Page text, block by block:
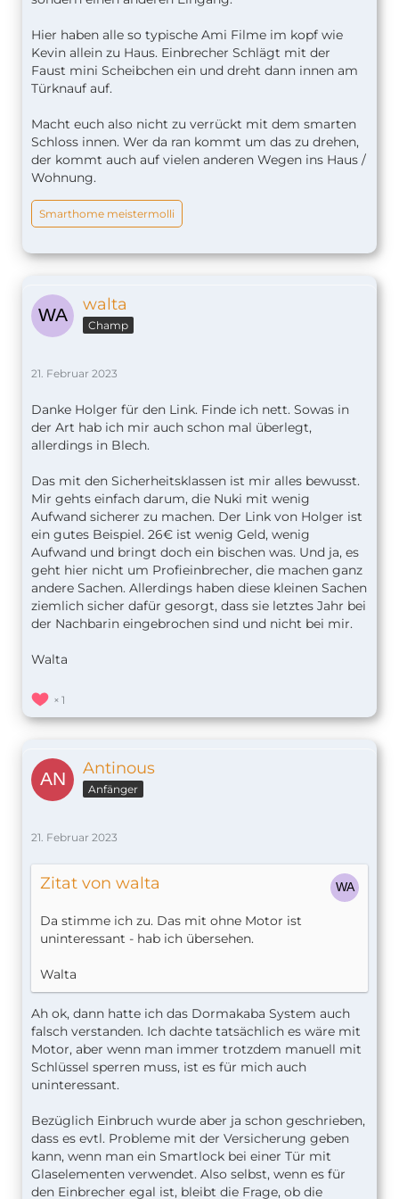
Hier haben alle so typische Ami Filme im kopf wie
Kevin allein zu Haus. Einbrecher Schlägt mit der
Faust mini Scheibchen ein und dreht dann innen am
Türknauf auf.
Macht euch also nicht zu verrückt mit dem smarten
Schloss innen. Wer da ran kommt um das zu drehen,
der kommt auch auf vielen anderen Wegen ins Haus /
Wohnung.
Smarthome meistermolli
walta
Champ
21. Februar 2023
Danke Holger für den Link. Finde ich nett. Sowas in
der Art hab ich mir auch schon mal überlegt,
allerdings in Blech.
Das mit den Sicherheitsklassen ist mir alles bewusst.
Mir gehts einfach darum, die Nuki mit wenig
Aufwand sicherer zu machen. Der Link von Holger ist
ein gutes Beispiel. 26€ ist wenig Geld, wenig
Aufwand und bringt doch ein bischen was. Und ja, es
geht hier nicht um Profieinbrecher, die machen ganz
andere Sachen. Allerdings haben diese kleinen Sachen
ziemlich sicher dafür gesorgt, dass sie letztes Jahr bei
der Nachbarin eingebrochen sind und nicht bei mir.
Walta
1
Antinous
Anfänger
21. Februar 2023
Zitat von walta
Da stimme ich zu. Das mit ohne Motor ist
uninteressant - hab ich übersehen.
Walta
Ah ok, dann hatte ich das Dormakaba System auch
falsch verstanden. Ich dachte tatsächlich es wäre mit
Motor, aber wenn man immer trotzdem manuell mit
Schlüssel sperren muss, ist es für mich auch
uninteressant.
Bezüglich Einbruch wurde aber ja schon geschrieben,
dass es evtl. Probleme mit der Versicherung geben
kann, wenn man ein Smartlock bei einer Tür mit
Glaselementen verwendet. Also selbst, wenn es für
den Einbrecher egal ist, bleibt die Frage, ob die